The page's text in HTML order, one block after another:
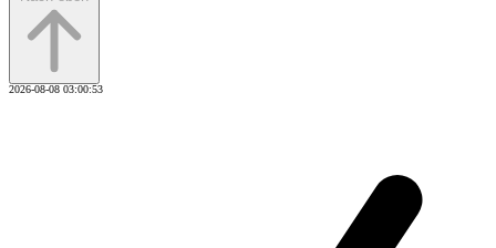
2026-08-08 03:00:53